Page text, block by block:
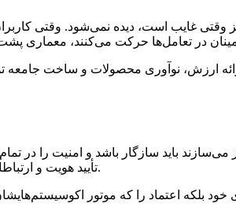
غایب است، دیده نمی‌شود. وقتی
ارزش، نوآوری محصولات و ساخت
باید سازگار باشد و امنیت را در
تأیید هویت و ارتباطات رمزگذاری شده را به‌صورت یکپارچه به هم پیوند دهد.
خود بلکه اعتماد را که موتور